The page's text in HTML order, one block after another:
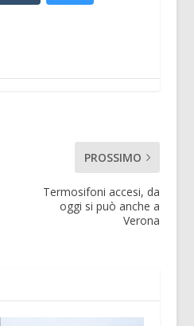
PROSSIMO
Termosifoni accesi, da
oggi si può anche a
Verona